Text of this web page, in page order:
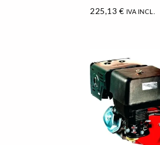
225,13 € IVA INCL.